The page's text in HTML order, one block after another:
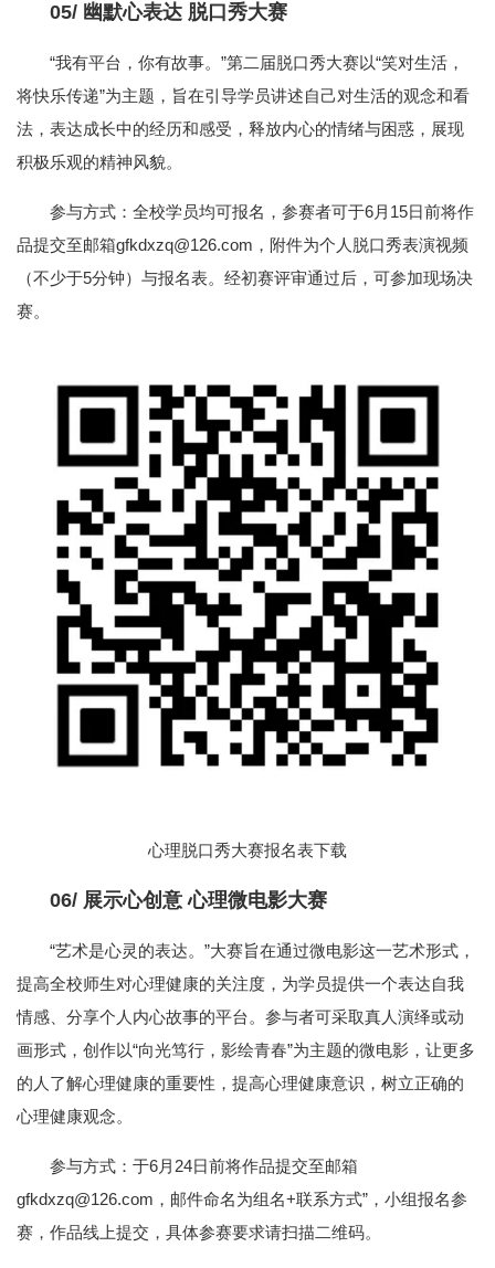
05/ 幽默心表达 脱口秀大赛
“我有平台，你有故事。”第二届脱口秀大赛以“笑对生活，
将快乐传递”为主题，旨在引导学员讲述自己对生活的观念和看
法，表达成长中的经历和感受，释放内心的情绪与困惑，展现
积极乐观的精神风貌。
参与方式：全校学员均可报名，参赛者可于6月15日前将作
品提交至邮箱gfkdxzq@126.com，附件为个人脱口秀表演视频
（不少于5分钟）与报名表。经初赛评审通过后，可参加现场决
赛。
心理脱口秀大赛报名表下载
06/ 展示心创意 心理微电影大赛
“艺术是心灵的表达。”大赛旨在通过微电影这一艺术形式，
提高全校师生对心理健康的关注度，为学员提供一个表达自我
情感、分享个人内心故事的平台。参与者可采取真人演绎或动
画形式，创作以“向光笃行，影绘青春”为主题的微电影，让更多
的人了解心理健康的重要性，提高心理健康意识，树立正确的
心理健康观念。
参与方式：于6月24日前将作品提交至邮箱
gfkdxzq@126.com，邮件命名为组名+联系方式”，小组报名参
赛，作品线上提交，具体参赛要求请扫描二维码。